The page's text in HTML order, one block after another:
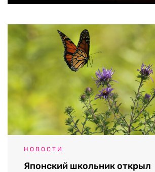
НОВОСТИ
Японский школьник открыл